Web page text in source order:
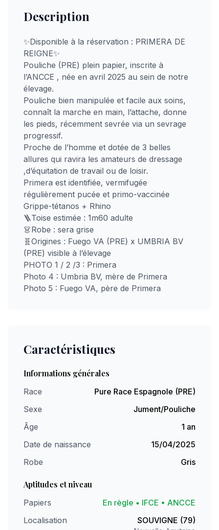
Description
✨Disponible à la réservation : PRIMERA DE
REIGNE✨
Pouliche (PRE) plein papier, inscrite à
l’ANCCE , née en avril 2025 au sein de notre
élevage.
Pouliche bien manipulée et facile aux soins,
connaît la marche en main, l’attache, donne
les pieds, récemment sevrée via un sevrage
progressif.
Proche de l’homme et dotée de 3 belles
allures qui ravira les amateurs de dressage
,d’équitation de travail ou de loisir.
Primera est identifiée, vermifugée
régulièrement pucée et primo-vaccinée
Grippe-tétanos + Rhino
🪜Toise estimée : 1m60 adulte
👗Robe : sera grise
🧬Origines : Fuego VA (PRE) x UMBRIA BV
(PRE) visible à l’élevage
PHOTO 1 / 2 /3 : Primera
Photo 4 : Umbria BV, mère de Primera
Photo 5 : Fuego VA, père de Primera
Caractéristiques
Informations générales
Race
Pure Race Espagnole (PRE)
Sexe
Jument/Pouliche
Âge
1 an
Date de naissance
15/04/2025
Robe
Gris
Aptitudes et niveau
Papiers
En règle • IFCE • ANCCE
Localisation
SOUVIGNE (79)